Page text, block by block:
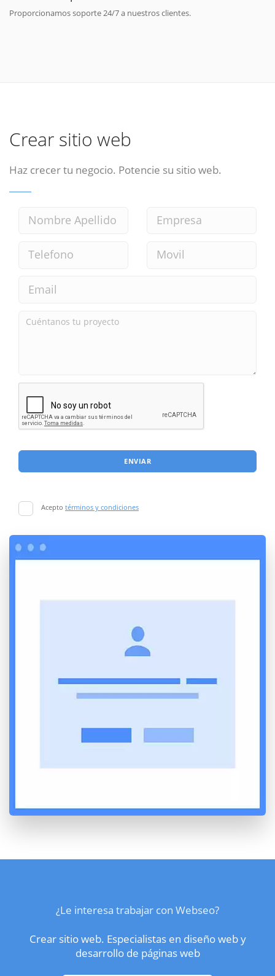
Proporcionamos soporte 24/7 a nuestros clientes.
Crear sitio web
Haz crecer tu negocio. Potencie su sitio web.
ENVIAR
Acepto términos y condiciones
¿Le interesa trabajar con Webseo?
Crear sitio web. Especialistas en diseño web y
desarrollo de páginas web